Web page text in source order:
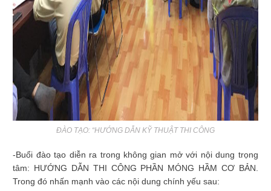
ĐÀO TẠO: “HƯỚNG DẪN KỸ THUẬT THI CÔNG
-Buổi đào tạo diễn ra trong không gian mở với nội dung trọng
tâm: HƯỚNG DẪN THI CÔNG PHẦN MÓNG HẦM CƠ BẢN.
Trong đó nhấn mạnh vào các nội dung chính yếu sau: